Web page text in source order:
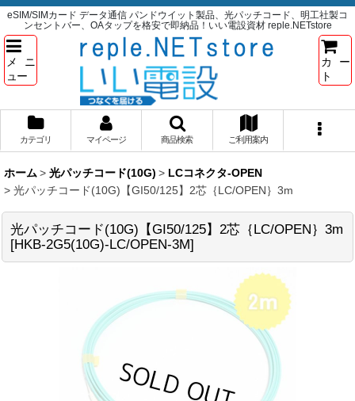
eSIM/SIMカード データ通信 パンドウイット製品、光パッチコード、明工社製コ
ンセントバー、OAタップを格安で即納品！いい電設資材 reple.NETstore
メニ
ュー
カー
ト
カテゴリ マイページ 商品検索 ご利用案内
ホーム > 光パッチコード(10G) > LCコネクタ-OPEN
> 光パッチコード(10G)【GI50/125】2芯｛LC/OPEN｝3m
光パッチコード(10G)【GI50/125】2芯｛LC/OPEN｝3m
[HKB-2G5(10G)-LC/OPEN-3M]